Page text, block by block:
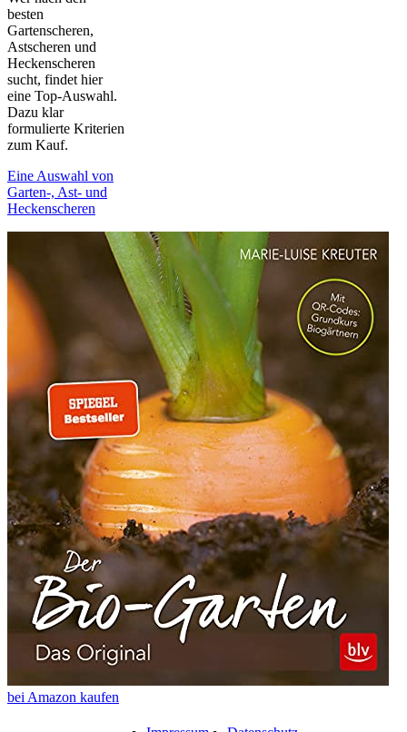
besten
Gartenscheren,
Astscheren und
Heckenscheren
sucht, findet hier
eine Top-Auswahl.
Dazu klar
formulierte Kriterien
zum Kauf.
Eine Auswahl von
Garten-, Ast- und
Heckenscheren
bei Amazon kaufen